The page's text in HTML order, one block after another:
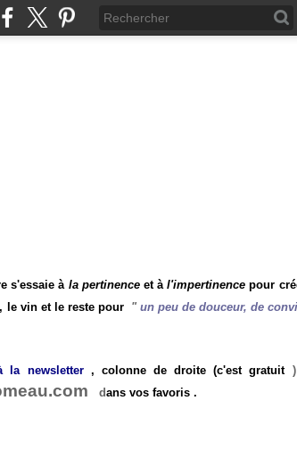
s'essaie à la pertinenceet àl'impertinence pour
le vin et le reste pour "un peu de douceur, de
la newsletter, colonne de droite (c'est gratuit)
dans vos favoris .